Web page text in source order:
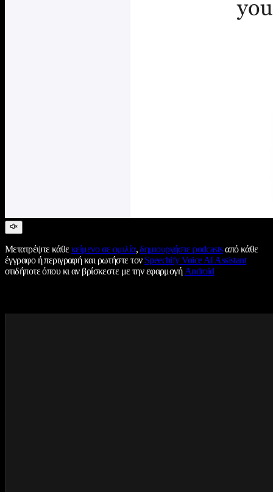
Μετατρέψτε κάθεκείμενο σε ομιλία,δημιουργήστε podcastsαπό κάθε
έγγραφο ή περιγραφή και ρωτήστε τον Speechify Voice AI Assistant
οτιδήποτε όπου κι αν βρίσκεστε με την εφαρμογήAndroid